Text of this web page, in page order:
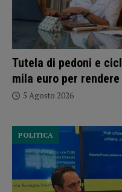
Tutela di pedoni e
mila euro per
5 Agosto 2026
POLITICA